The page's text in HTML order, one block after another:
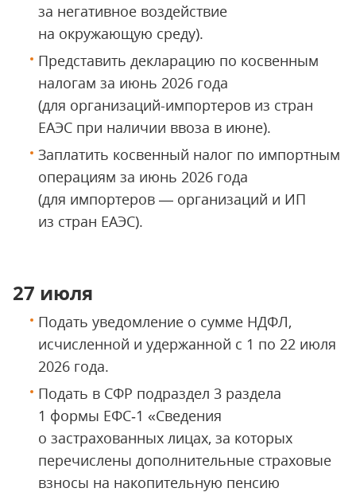
за негативное воздействие
на окружающую среду).
Представить декларацию по косвенным
налогам за июнь 2026 года
(для организаций-импортеров из стран
ЕАЭС при наличии ввоза в июне).
Заплатить косвенный налог по импортным
операциям за июнь 2026 года
(для импортеров — организаций и ИП
из стран ЕАЭС).
27 июля
Подать уведомление о сумме НДФЛ,
исчисленной и удержанной с 1 по 22 июля
2026 года.
Подать в СФР подраздел 3 раздела
1 формы ЕФС‑1 «Сведения
о застрахованных лицах, за которых
перечислены дополнительные страховые
взносы на накопительную пенсию